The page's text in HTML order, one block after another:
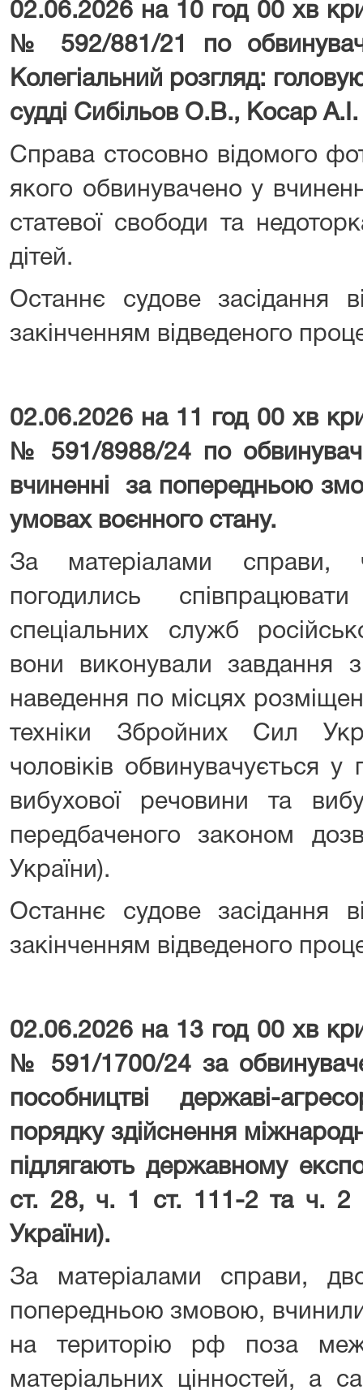
02.06.2026 на 10 год 00 хв
№ 592/881/21 по
Колегіальний розгляд:
судді Сибільов О.В., Косар А.І.
Справа стосовно відомого
якого обвинувачено у
статевої свободи та
дітей.
Останнє судове засідання
закінченням відведеного
02.06.2026 на 11 год 00 хв
№ 591/8988/24 по
вчиненні за попередньою
умовах воєнного стану.
За матеріалами справи,
погодились
спеціальних служб
вони виконували завдання
наведення по місцях
техніки Збройних Сил
чоловіків обвинувачується у
вибухової речовини та
передбаченого законом
України).
Останнє судове засідання
закінченням відведеного
02.06.2026 на 13 год 00 хв
№ 591/1700/24 за
пособництві державі-
порядку здійснення
підлягають державному
ст. 28, ч. 1 ст. 111-2 та ч.
України).
За матеріалами справи,
попередньою змовою, вчинили
на територію рф поза
матеріальних цінностей, а